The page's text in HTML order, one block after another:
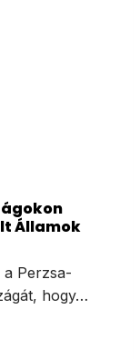
Államok
Perzsa-
hogy…